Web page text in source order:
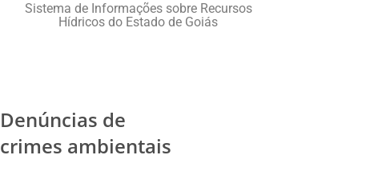
Sistema de Informações sobre Recursos
Hídricos do Estado de Goiás
Denúncias de
crimes ambientais